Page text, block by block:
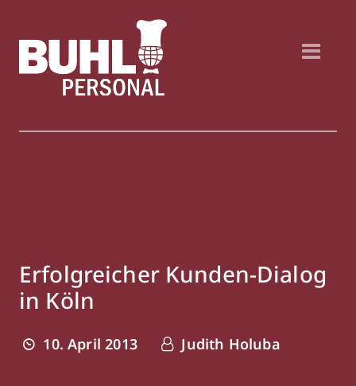
Erfolgreicher Kunden-Dialog
in Köln
10. April 2013 Judith Holuba